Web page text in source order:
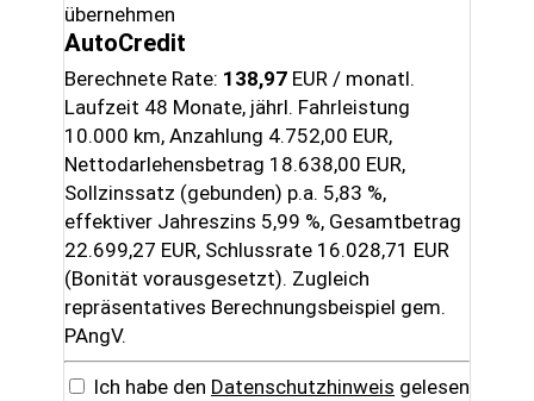
übernehmen
AutoCredit
Berechnete Rate: 138,97 EUR / monatl.
Laufzeit 48 Monate, jährl. Fahrleistung
10.000 km, Anzahlung 4.752,00 EUR,
Nettodarlehensbetrag 18.638,00 EUR,
Sollzinssatz (gebunden) p.a. 5,83 %,
effektiver Jahreszins 5,99 %, Gesamtbetrag
22.699,27 EUR, Schlussrate 16.028,71 EUR
(Bonität vorausgesetzt). Zugleich
repräsentatives Berechnungsbeispiel gem.
PAngV.
Ich habe den Datenschutzhinweis gelesen